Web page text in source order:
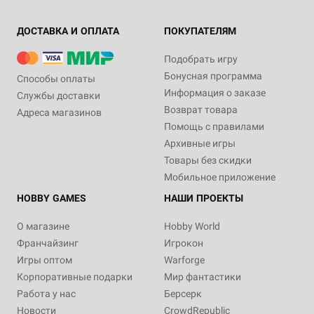
ДОСТАВКА И ОПЛАТА
Способы оплаты
Службы доставки
Адреса магазинов
ПОКУПАТЕЛЯМ
Подобрать игру
Бонусная программа
Информация о заказе
Возврат товара
Помощь с правилами
Архивные игры
Товары без скидки
Мобильное приложение
HOBBY GAMES
О магазине
Франчайзинг
Игры оптом
Корпоративные подарки
Работа у нас
Новости
НАШИ ПРОЕКТЫ
Hobby World
Игрокон
Warforge
Мир фантастики
Берсерк
CrowdRepublic